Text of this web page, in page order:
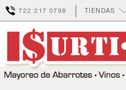
722 217 0798 TIENDAS